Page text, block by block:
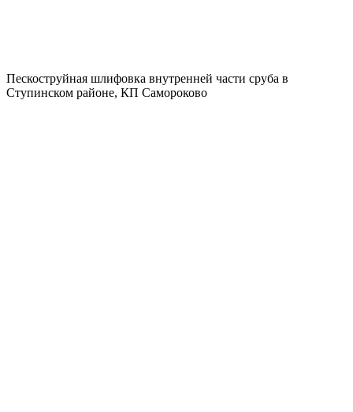
Пескоструйная шлифовка внутренней части сруба в
Ступинском районе, КП Самороково